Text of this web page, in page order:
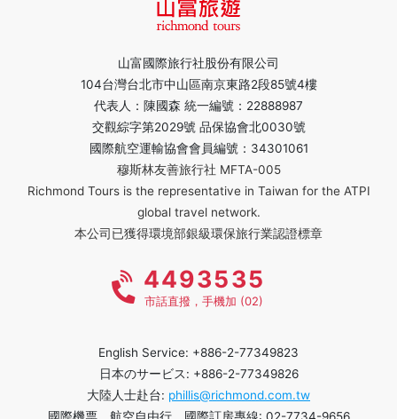
山富國際旅行社股份有限公司
104台灣台北市中山區南京東路2段85號4樓
代表人：陳國森 統一編號：22888987
交觀綜字第2029號 品保協會北0030號
國際航空運輸協會會員編號：34301061
穆斯林友善旅行社 MFTA-005
Richmond Tours is the representative in Taiwan for the ATPI
global travel network.
本公司已獲得環境部銀級環保旅行業認證標章
4493535
市話直撥，手機加 (02)
English Service: +886-2-77349823
日本のサービス: +886-2-77349826
大陸人士赴台: phillis@richmond.com.tw